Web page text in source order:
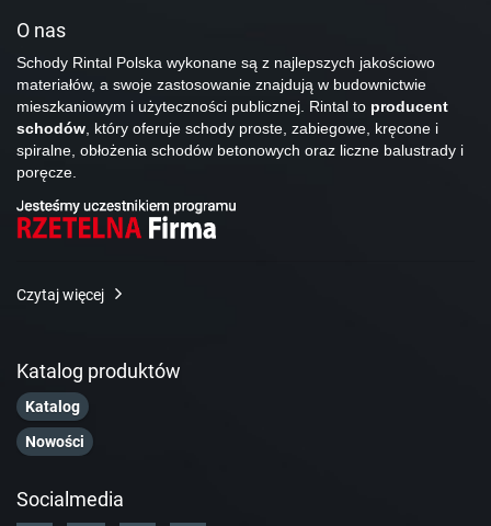
O nas
Schody Rintal Polska wykonane są z najlepszych jakościowo
materiałów, a swoje zastosowanie znajdują w budownictwie
mieszkaniowym i użyteczności publicznej. Rintal to producent
schodów, który oferuje schody proste, zabiegowe, kręcone i
spiralne, obłożenia schodów betonowych oraz liczne balustrady i
poręcze.
Czytaj więcej
Katalog produktów
Katalog
Nowości
Socialmedia